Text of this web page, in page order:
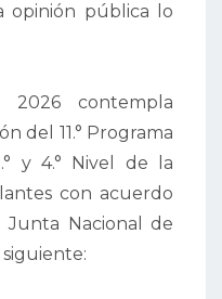
opinión pública lo
2026 contempla
del 11.° Programa
y 4.° Nivel de la
con acuerdo
Nacional de